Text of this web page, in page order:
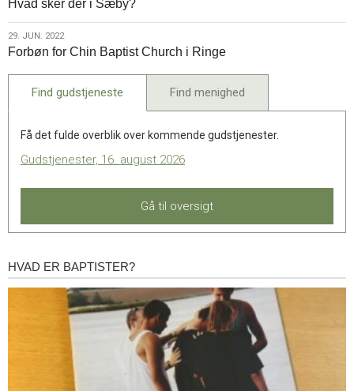
jun.
2022
Hvad sker der i Sæby?
29.
jun.
2022
29. JUN. 2022
Forbøn for Chin Baptist Church i Ringe
Find gudstjeneste Find menighed
Få det fulde overblik over kommende gudstjenester.
Gudstjenester, 16. august 2026
Gå til oversigt
Hvad
er
HVAD ER BAPTISTER?